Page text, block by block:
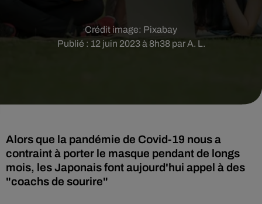
Publié : 12 juin 2023 à 8h38 par A. L.
Crédit image: Pixabay
Alors que la pandémie de Covid-19 nous a
contraint à porter le masque pendant de longs
mois, les Japonais font aujourd'hui appel à des
"coachs de sourire"